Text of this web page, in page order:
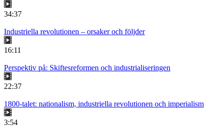
34:37
Industriella revolutionen – orsaker och följder
16:11
Perspektiv på: Skiftesreformen och industrialiseringen
22:37
1800-talet: nationalism, industriella revolutionen och imperialism
3:54